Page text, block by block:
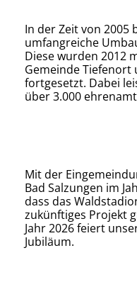
In der Zeit von 2005
umfangreiche
Diese wurden 2012
Gemeinde Tiefenort
fortgesetzt. Dabei
über 3.000
Mit der
Bad Salzungen im
dass das
zukünftiges Projekt
Jahr 2026 feiert
Jubiläum.